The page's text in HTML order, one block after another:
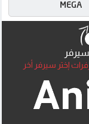
MEGA